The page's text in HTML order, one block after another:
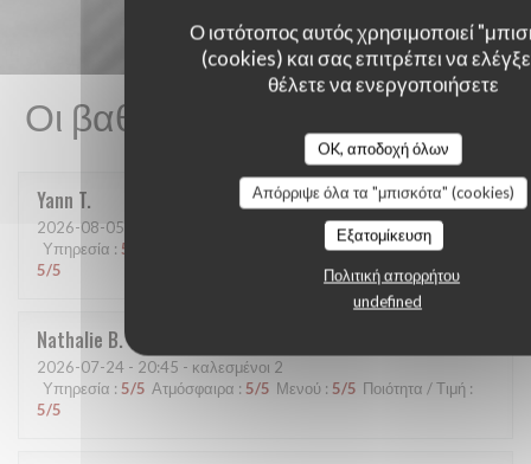
Ο ιστότοπος αυτός χρησιμοποιεί
(cookies) και σας επιτρέπει να
θέλετε να ενεργοποιήσετε
OK, αποδοχή όλων
Απόρριψε όλα τα "μπισκότα" (cookies)
Εξατομίκευση
Πολιτική απορρήτου
undefined
Οι βαθμολογίες πελατών μας
Yann T
2026-08-05
Υπηρεσία : 5 :5/5 Ποιότητα / Τιμή
5/5
Nathalie B
2026-07-24 - 20:45 - καλεσμένοι 2
Υπηρεσία : 5/5 Ατμόσφαιρα : 5/5 Μενού : 5/5 Ποιότητα / Τιμή :
5/5